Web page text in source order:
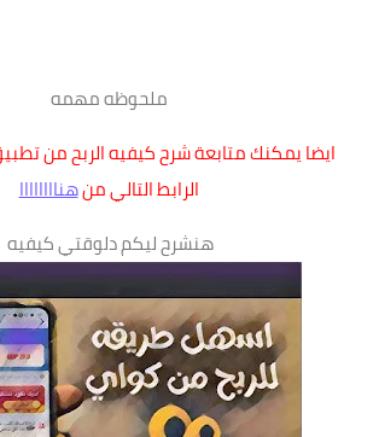
ملحوظه مهمه
الرابط التالي منهناااااااا
هنشرح ليكم دلوقتي كيفيه